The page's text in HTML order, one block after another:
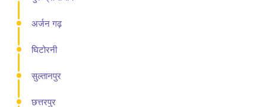
अर्जन गढ़
घिटोरनी
सुल्तानपुर
छत्तरपुर